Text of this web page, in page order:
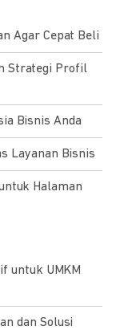
Agar Cepat Beli
Strategi Profil
Bisnis Anda
Layanan Bisnis
Halaman
untuk UMKM
dan Solusi